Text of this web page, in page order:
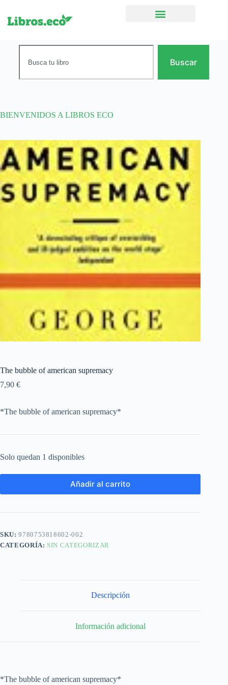
Buscar
BIENVENIDOS A LIBROS ECO
The bubble of american supremacy
7,90 €
*The bubble of american supremacy*
Solo quedan 1 disponibles
Añadir al carrito
SKU:9780753818602-002
CATEGORÍA: SIN CATEGORIZAR
Descripción
Información adicional
*The bubble of american supremacy*